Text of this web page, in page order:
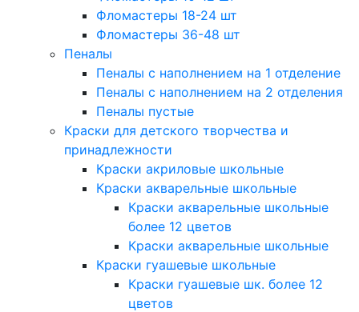
Фломастеры 18-24 шт
Фломастеры 36-48 шт
Пеналы
Пеналы с наполнением на 1 отделение
Пеналы с наполнением на 2 отделения
Пеналы пустые
Краски для детского творчества и
принадлежности
Краски акриловые школьные
Краски акварельные школьные
Краски акварельные школьные
более 12 цветов
Краски акварельные школьные
Краски гуашевые школьные
Краски гуашевые шк. более 12
цветов